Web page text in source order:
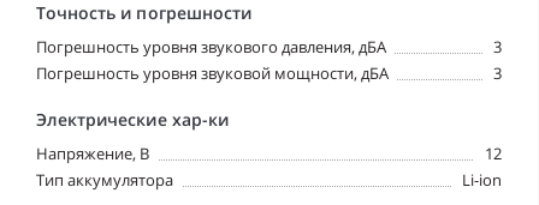
Точность и погрешности
Погрешность уровня звукового давления, дБА
3
Погрешность уровня звуковой мощности, дБА
3
Электрические хар-ки
Напряжение, В
12
Тип аккумулятора
Li-ion